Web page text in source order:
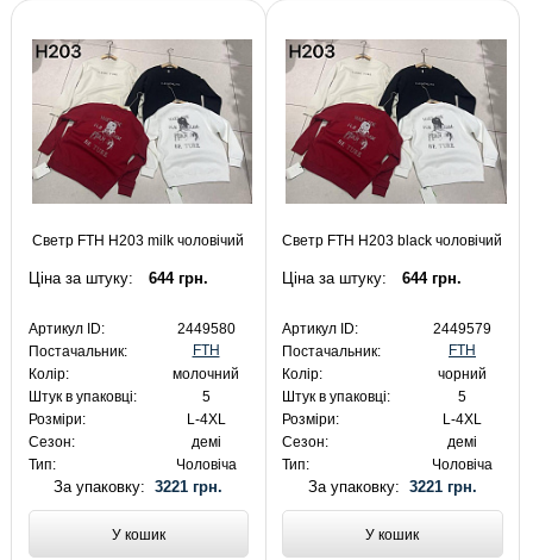
Светр FTH H203 milk чоловічий
Ціна за штуку: 644 грн.
Артикул ID:
2449580
Постачальник:
FTH
Колір:
молочний
Штук в упаковці:
5
Розміри:
L-4XL
Сезон:
демі
Тип:
Чоловіча
За упаковку:3221 грн.
У кошик
Светр FTH H203 black чоловічий
Ціна за штуку: 644 грн.
Артикул ID:
2449579
Постачальник:
FTH
Колір:
чорний
Штук в упаковці:
5
Розміри:
L-4XL
Сезон:
демі
Тип:
Чоловіча
За упаковку: 3221 грн.
У кошик